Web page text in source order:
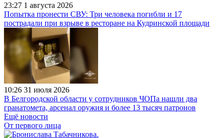
23:27 1 августа 2026
Попытка пронести СВУ: Три человека погибли и 17
пострадали при взрыве в ресторане на Кудринской площади
10:26 31 июля 2026
В Белгородской области у сотрудников ЧОПа нашли два
гранатомета, арсенал оружия и более 13 тысяч патронов
Ещё новости
От первого лица